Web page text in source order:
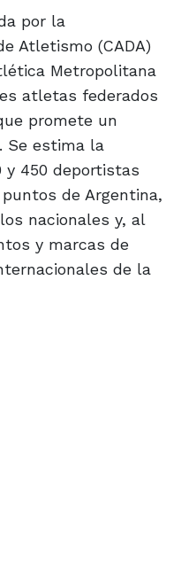
por la
Atletismo (CADA)
Metropolitana
atletas federados
promete un
Se estima la
y 450 deportistas
de Argentina,
nacionales y, al
y marcas de
de la